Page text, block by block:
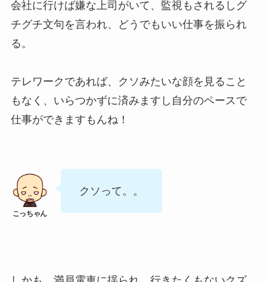
会社に行けば嫌な上司がいて、監視もされるしグ
チグチ文句を言われ、どうでもいい仕事を振られ
る。
テレワークであれば、クソみたいな顔を見ること
もなく、いらつかずに済みますし自分のペースで
仕事ができますもんね！
クソって。。